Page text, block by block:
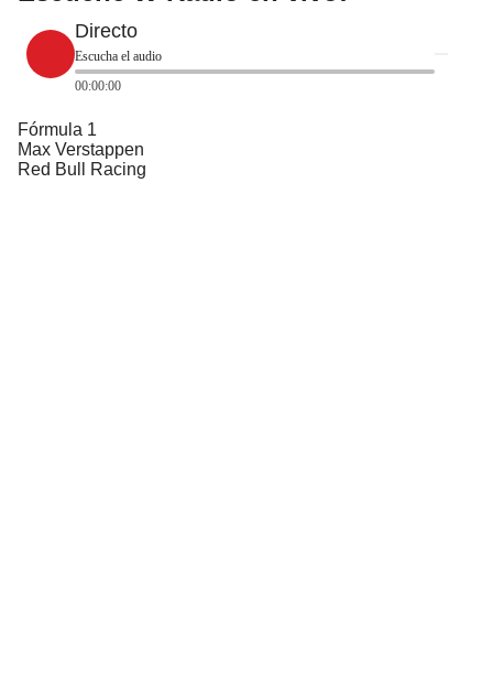
Directo
Escucha el audio
00:00:00
Fórmula 1
Max Verstappen
Red Bull Racing